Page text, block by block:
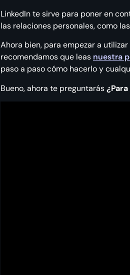
LinkedIn te sirve para poner en
las relaciones personales, como
Ahora bien, para empezar a
recomendamos que leas nuestra
paso a paso cómo hacerlo y
Bueno, ahora te preguntarás